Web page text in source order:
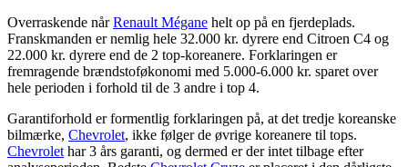
Overraskende nårRenault Mégane helt op på en fjerdeplads.
Franskmanden er nemlig hele 32.000 kr. dyrere end Citroen C4 og
22.000 kr. dyrere end de 2 top-koreanere. Forklaringen er
fremragende brændstoføkonomi med 5.000-6.000 kr. sparet over
hele perioden i forhold til de 3 andre i top 4.
Garantiforhold er formentlig forklaringen på, at det tredje koreanske
bilmærke, Chevrolet, ikke følger de øvrige koreanere til tops.
Chevrolet har 3 års garanti, og dermed er der intet tilbage efter